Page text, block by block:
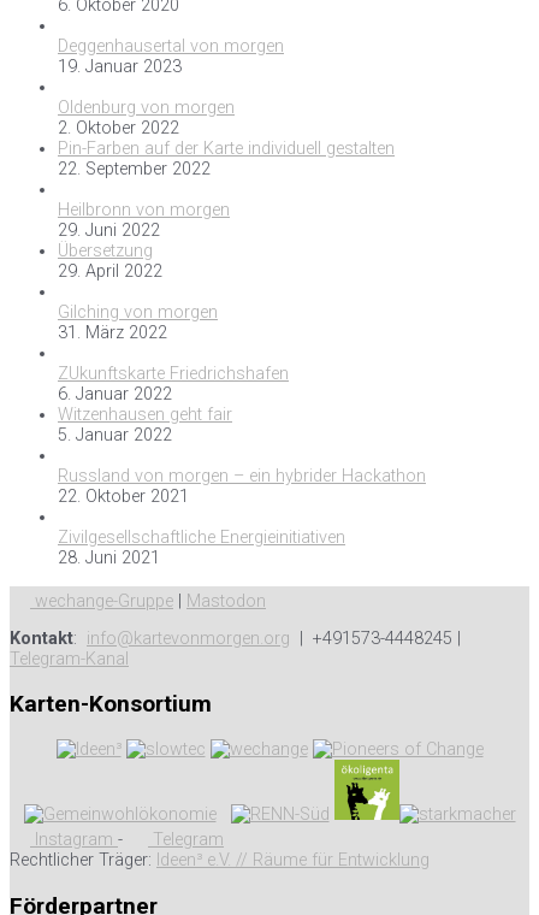
6. Oktober 2020
Deggenhausertal von morgen
19. Januar 2023
Oldenburg von morgen
2. Oktober 2022
Pin-Farben auf der Karte individuell gestalten
22. September 2022
Heilbronn von morgen
29. Juni 2022
Übersetzung
29. April 2022
Gilching von morgen
31. März 2022
ZUkunftskarte Friedrichshafen
6. Januar 2022
Witzenhausen geht fair
5. Januar 2022
Russland von morgen – ein hybrider Hackathon
22. Oktober 2021
Zivilgesellschaftliche Energieinitiativen
28. Juni 2021
wechange-Gruppe
Mastodon
Kontakt: info@kartevonmorgen.org | +491573-4448245 |
Telegram-Kanal
Karten-Konsortium
Instagram -
Telegram
Rechtlicher Träger: Ideen³ e.V. // Räume für Entwicklung
Förderpartner